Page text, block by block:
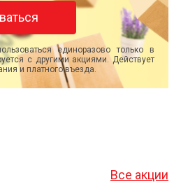
единоразово только в
с другими акциями. Действует
и платного въезда.
Все акции